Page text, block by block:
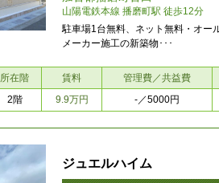
山陽電鉄本線 播磨町駅 徒歩12分
駐車場1台無料、ネット無料・オー
メーカー施工の新築物･･･
所在階 賃料 管理費／共益費
2階
9.9万円 -／5000円
ジュエルハイム